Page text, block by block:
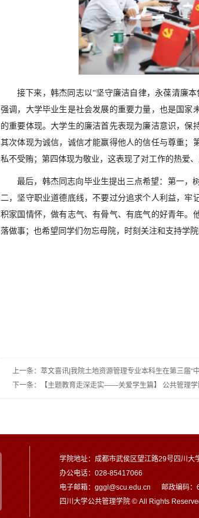
接下来，韩杰同志以“坚守廉洁自律，永葆清廉
强调，大学毕业生是社会发展的重要力量，也是国家
的重要体现。大学生的廉洁首先表现为廉洁意识，保
其次体现为诚信，诚信才能赢得他人的信任与尊重；
私不受贿；第四体现为敬业，这表现了对工作的热爱、
最后，韩杰同志向毕业生提出三点希望：第一，
二，坚守职业道德底线，不要过分追求个人利益，牢
积家国情怀，做有志气、有骨气、有底气的好青年。
落做事；也希望同学们勿忘母院，时刻关注和支持学院
来源：学生
撰稿：
摄影：
审核：
上一条：萃文喜讯|我院土地资源管理专业本科生在第三届“
下一条：【主题教育走深走实——关爱学生篇】 公共管理
学院地址：成都市武侯区望江路29号四川大
办公电话：028-85417066
电子邮箱：gggl@scu.edu.cn 邮政编码：
四川大学公共管理学院 © All Rights